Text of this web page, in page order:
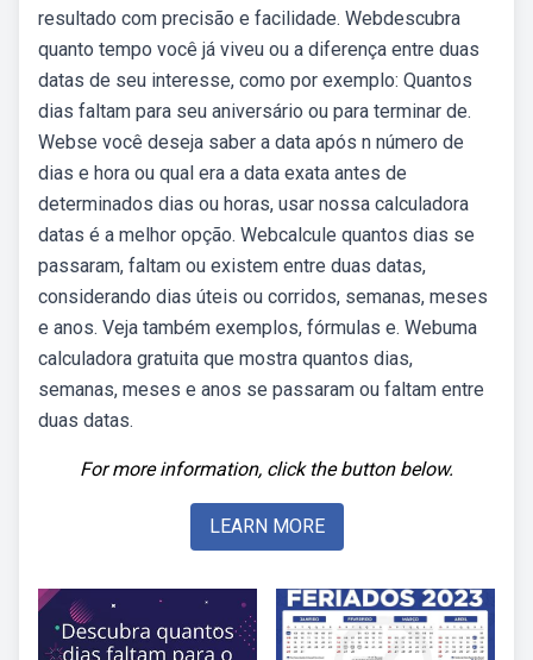
resultado com precisão e facilidade. Webdescubra
quanto tempo você já viveu ou a diferença entre duas
datas de seu interesse, como por exemplo: Quantos
dias faltam para seu aniversário ou para terminar de.
Webse você deseja saber a data após n número de
dias e hora ou qual era a data exata antes de
determinados dias ou horas, usar nossa calculadora
datas é a melhor opção. Webcalcule quantos dias se
passaram, faltam ou existem entre duas datas,
considerando dias úteis ou corridos, semanas, meses
e anos. Veja também exemplos, fórmulas e. Webuma
calculadora gratuita que mostra quantos dias,
semanas, meses e anos se passaram ou faltam entre
duas datas.
For more information, click the button below.
LEARN MORE